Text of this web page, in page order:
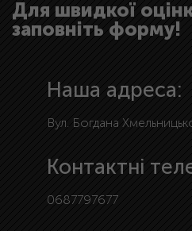
Для швидкої
заповніть форму!
Наша адреса:
Вул. Богдана
Контактні
0687797677